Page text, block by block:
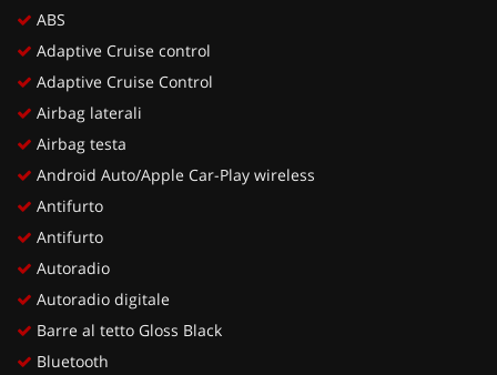
ABS
Adaptive Cruise control
Adaptive Cruise Control
Airbag laterali
Airbag testa
Android Auto/Apple Car-Play wireless
Antifurto
Antifurto
Autoradio
Autoradio digitale
Barre al tetto Gloss Black
Bluetooth